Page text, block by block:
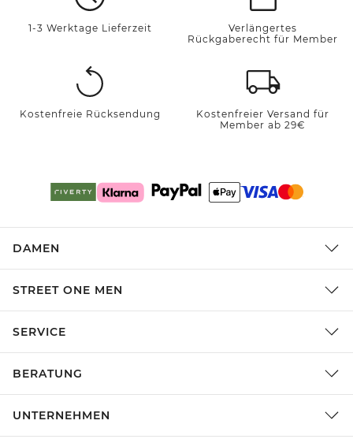
1-3 Werktage Lieferzeit
Verlängertes
Rückgaberecht für Member
Kostenfreie Rücksendung
Kostenfreier Versand für
Member ab 29€
DAMEN
STREET ONE MEN
SERVICE
BERATUNG
UNTERNEHMEN